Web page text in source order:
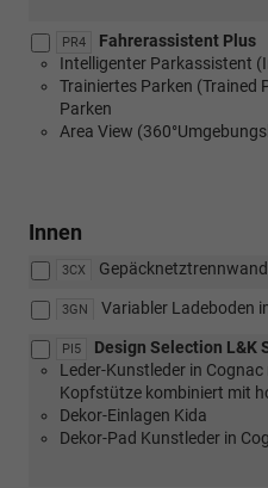
PR4
Fahrerassistent Plus
Intelligenter Parkassistent
Trainiertes Parken (Trained
Parken
Area View
Innen
3CX Gepäcknetztrennwand
3GN Variabler Ladeboden
PI5
Design Selection L&K
Leder-Kunstleder in
Kopfstütze kombiniert mit
Dekor-Einlagen Kida
Dekor-Pad Kunstleder in